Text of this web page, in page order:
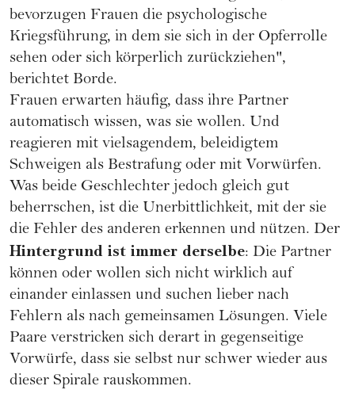
bevorzugen Frauen die psychologische
Kriegsführung, in dem sie sich in der Opferrolle
sehen oder sich körperlich zurückziehen",
berichtet Borde.
Frauen erwarten häufig, dass ihre Partner
automatisch wissen, was sie wollen. Und
reagieren mit vielsagendem, beleidigtem
Schweigen als Bestrafung oder mit Vorwürfen.
Was beide Geschlechter jedoch gleich gut
beherrschen, ist die Unerbittlichkeit, mit der sie
die Fehler des anderen erkennen und nützen. Der
Hintergrund ist immer derselbe: Die Partner
können oder wollen sich nicht wirklich auf
einander einlassen und suchen lieber nach
Fehlern als nach gemeinsamen Lösungen. Viele
Paare verstricken sich derart in gegenseitige
Vorwürfe, dass sie selbst nur schwer wieder aus
dieser Spirale rauskommen.